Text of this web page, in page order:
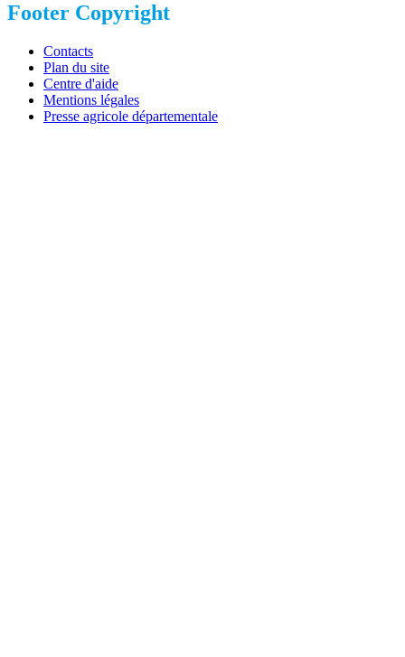
Footer Copyright
Contacts
Plan du site
Centre d'aide
Mentions légales
Presse agricole départementale